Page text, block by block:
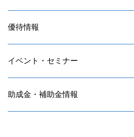
優待情報
イベント・セミナー
助成金・補助金情報